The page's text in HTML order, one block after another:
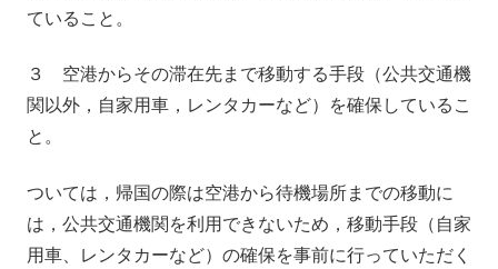
ていること。
３ 空港からその滞在先まで移動する手段（公共交通機
関以外，自家用車，レンタカーなど）を確保しているこ
と。
ついては，帰国の際は空港から待機場所までの移動に
は，公共交通機関を利用できないため，移動手段（自家
用車、レンタカーなど）の確保を事前に行っていただく